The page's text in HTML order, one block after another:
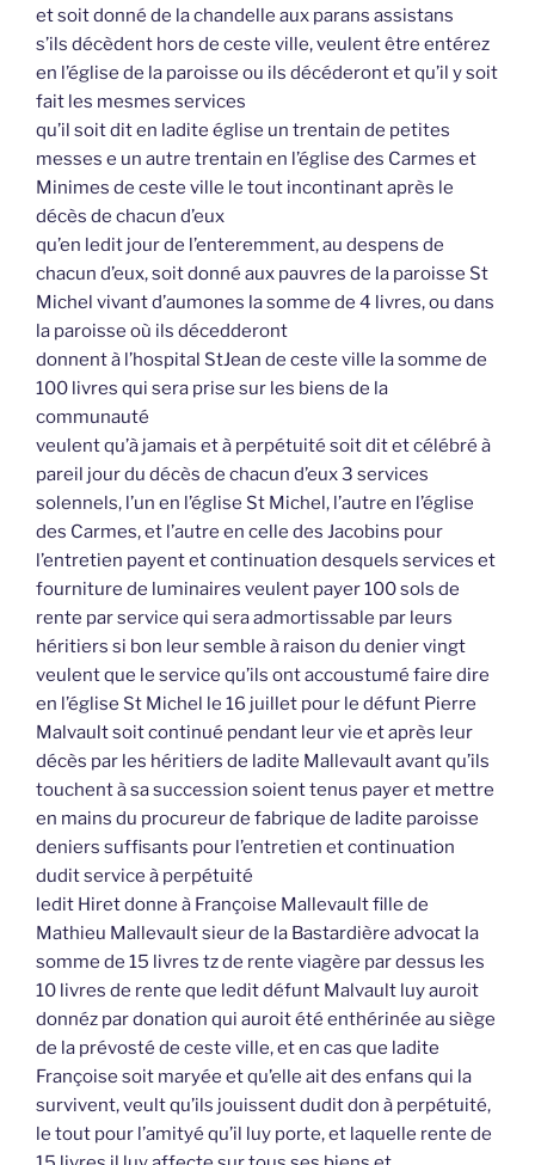
et soit donné de la chandelle aux parans assistans
s’ils décèdent hors de ceste ville, veulent être entérez
en l’église de la paroisse ou ils décéderont et qu’il y soit
fait les mesmes services
qu’il soit dit en ladite église un trentain de petites
messes e un autre trentain en l’église des Carmes et
Minimes de ceste ville le tout incontinant après le
décès de chacun d’eux
qu’en ledit jour de l’enteremment, au despens de
chacun d’eux, soit donné aux pauvres de la paroisse St
Michel vivant d’aumones la somme de 4 livres, ou dans
la paroisse où ils décedderont
donnent à l’hospital StJean de ceste ville la somme de
100 livres qui sera prise sur les biens de la
communauté
veulent qu’à jamais et à perpétuité soit dit et célébré à
pareil jour du décès de chacun d’eux 3 services
solennels, l’un en l’église St Michel, l’autre en l’église
des Carmes, et l’autre en celle des Jacobins pour
l’entretien payent et continuation desquels services et
fourniture de luminaires veulent payer 100 sols de
rente par service qui sera admortissable par leurs
héritiers si bon leur semble à raison du denier vingt
veulent que le service qu’ils ont accoustumé faire dire
en l’église St Michel le 16 juillet pour le défunt Pierre
Malvault soit continué pendant leur vie et après leur
décès par les héritiers de ladite Mallevault avant qu’ils
touchent à sa succession soient tenus payer et mettre
en mains du procureur de fabrique de ladite paroisse
deniers suffisants pour l’entretien et continuation
dudit service à perpétuité
ledit Hiret donne à Françoise Mallevault fille de
Mathieu Mallevault sieur de la Bastardière advocat la
somme de 15 livres tz de rente viagère par dessus les
10 livres de rente que ledit défunt Malvault luy auroit
donnéz par donation qui auroit été enthérinée au siège
de la prévosté de ceste ville, et en cas que ladite
Françoise soit maryée et qu’elle ait des enfans qui la
survivent, veult qu’ils jouissent dudit don à perpétuité,
le tout pour l’amityé qu’il luy porte, et laquelle rente de